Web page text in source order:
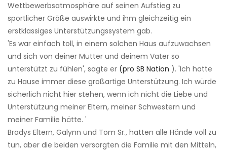
Wettbewerbsatmosphäre auf seinen Aufstieg zu
sportlicher Größe auswirkte und ihm gleichzeitig ein
erstklassiges Unterstützungssystem gab.
'Es war einfach toll, in einem solchen Haus aufzuwachsen
und sich von deiner Mutter und deinem Vater so
unterstützt zu fühlen', sagte er (pro SB Nation ). 'Ich hatte
zu Hause immer diese großartige Unterstützung. Ich würde
sicherlich nicht hier stehen, wenn ich nicht die Liebe und
Unterstützung meiner Eltern, meiner Schwestern und
meiner Familie hätte. '
Bradys Eltern, Galynn und Tom Sr., hatten alle Hände voll zu
tun, aber die beiden versorgten die Familie mit den Mitteln,